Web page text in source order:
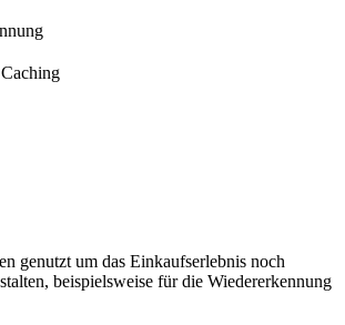
genutzt um das Einkaufserlebnis noch
beispielsweise für die Wiedererkennung